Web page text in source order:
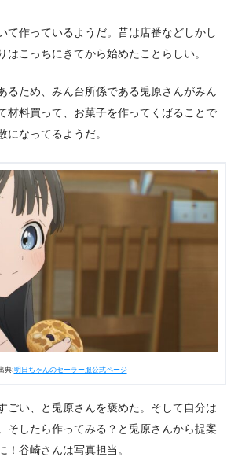
て作っているようだ。昔は店番などしかし
はこっちにきてから始めたことらしい。
るため、みん台所係である兎原さんがみん
材料買って、お菓子を作ってくばることで
になってるようだ。
典:明日ちゃんのセーラー服公式ページ
ごい、と兎原さんを褒めた。そして自分は
そしたら作ってみる？と兎原さんから提案
！谷崎さんは写真担当。